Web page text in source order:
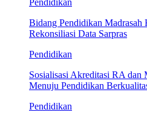
Pendidikan
Bidang Pendidikan
Rekonsiliasi Data Sarpras
Pendidikan
Sosialisasi Akreditasi RA dan
Menuju Pendidikan
Pendidikan